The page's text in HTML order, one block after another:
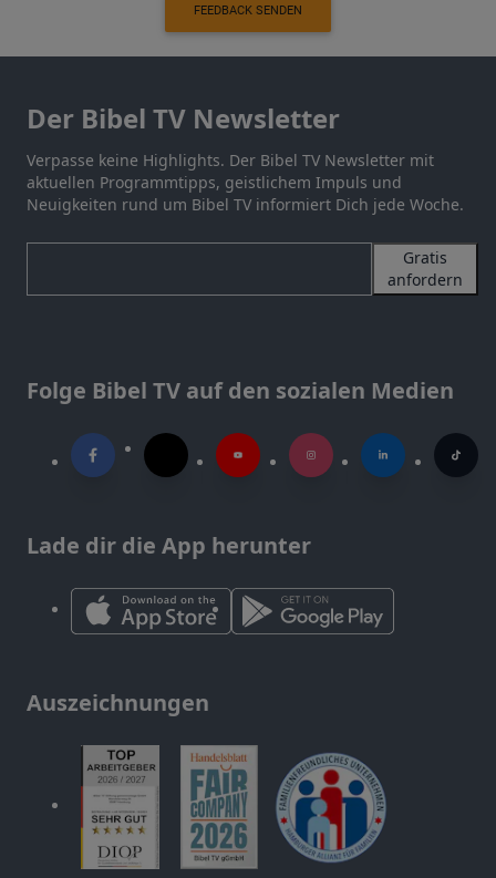
FEEDBACK SENDEN
Der Bibel TV Newsletter
Verpasse keine Highlights. Der Bibel TV Newsletter mit
aktuellen Programmtipps, geistlichem Impuls und
Neuigkeiten rund um Bibel TV informiert Dich jede Woche.
Gratis
anfordern
Folge Bibel TV auf den sozialen Medien
Lade dir die App herunter
Auszeichnungen